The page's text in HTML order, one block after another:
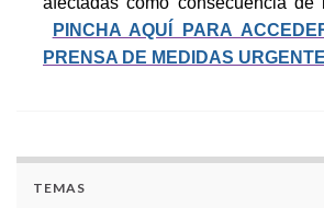
PINCHA AQUÍ PARA
PRENSA DE MEDIDAS
TEMAS